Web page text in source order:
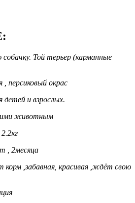
Той терьер (карманные
, персиковый окрас
детей и взрослых.
животным
, 2месяца
корм ,забавная, красивая ,ждёт свою